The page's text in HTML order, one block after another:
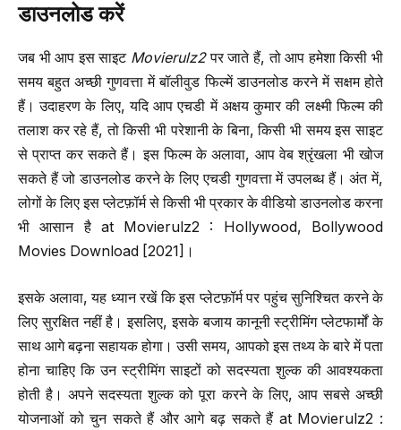
डाउनलोड करें
जब भी आप इस साइट Movierulz2पर जाते हैं, तो आप हमेशा किसी भी
समय बहुत अच्छी गुणवत्ता में बॉलीवुड फिल्में डाउनलोड करने में सक्षम होते
हैं। उदाहरण के लिए, यदि आप एचडी में अक्षय कुमार की लक्ष्मी फिल्म की
तलाश कर रहे हैं, तो किसी भी परेशानी के बिना, किसी भी समय इस साइट
से प्राप्त कर सकते हैं। इस फिल्म के अलावा, आप वेब श्रृंखला भी खोज
सकते हैं जो डाउनलोड करने के लिए एचडी गुणवत्ता में उपलब्ध हैं। अंत में,
लोगों के लिए इस प्लेटफ़ॉर्म से किसी भी प्रकार के वीडियो डाउनलोड करना
भी आसान है at Movierulz2 : Hollywood, Bollywood
Movies Download [2021]।
इसके अलावा, यह ध्यान रखें कि इस प्लेटफ़ॉर्म पर पहुंच सुनिश्चित करने के
लिए सुरक्षित नहीं है। इसलिए, इसके बजाय कानूनी स्ट्रीमिंग प्लेटफार्मों के
साथ आगे बढ़ना सहायक होगा। उसी समय, आपको इस तथ्य के बारे में पता
होना चाहिए कि उन स्ट्रीमिंग साइटों को सदस्यता शुल्क की आवश्यकता
होती है। अपने सदस्यता शुल्क को पूरा करने के लिए, आप सबसे अच्छी
योजनाओं को चुन सकते हैं और आगे बढ़ सकते हैं at Movierulz2 :